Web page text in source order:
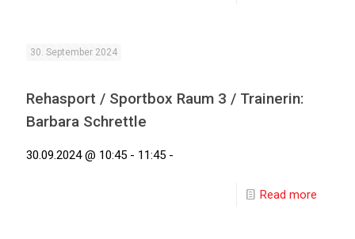
30. September 2024
Rehasport / Sportbox Raum 3 / Trainerin:
Barbara Schrettle
30.09.2024 @ 10:45 - 11:45 -
Read more